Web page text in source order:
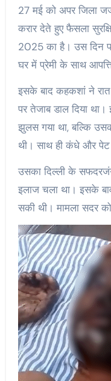
27 मई को अपर जिला
करार देते हुए फैसला
2025 का है। उस दिन
घर में प्रेमी के साथ
इसके बाद कहकशां ने
पर तेजाब डाल दिया
झुलस गया था, बल्कि
थी। साथ ही कंधे और
उसका दिल्ली के
इलाज चला था। इसके
सकी थी। मामला सदर